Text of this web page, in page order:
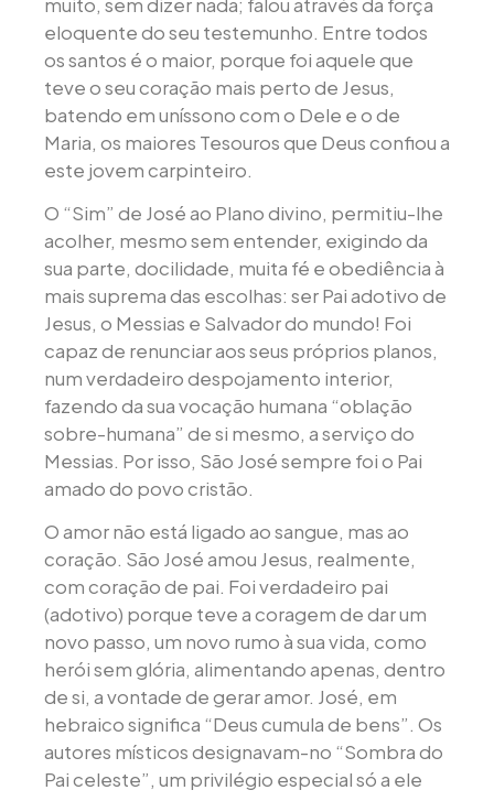
eloquente do seu testemunho. Entre todos
os santos é o maior, porque foi aquele que
teve o seu coração mais perto de Jesus,
batendo em uníssono com o Dele e o de
Maria, os maiores Tesouros que Deus confiou a
este jovem carpinteiro.
O “Sim” de José ao Plano divino, permitiu-lhe
acolher, mesmo sem entender, exigindo da
sua parte, docilidade, muita fé e obediência à
mais suprema das escolhas: ser Pai adotivo de
Jesus, o Messias e Salvador do mundo! Foi
capaz de renunciar aos seus próprios planos,
num verdadeiro despojamento interior,
fazendo da sua vocação humana “oblação
sobre-humana” de si mesmo, a serviço do
Messias. Por isso, São José sempre foi o Pai
amado do povo cristão.
O amor não está ligado ao sangue, mas ao
coração. São José amou Jesus, realmente,
com coração de pai. Foi verdadeiro pai
(adotivo) porque teve a coragem de dar um
novo passo, um novo rumo à sua vida, como
herói sem glória, alimentando apenas, dentro
de si, a vontade de gerar amor. José, em
hebraico significa “Deus cumula de bens”. Os
autores místicos designavam-no “Sombra do
Pai celeste”, um privilégio especial só a ele